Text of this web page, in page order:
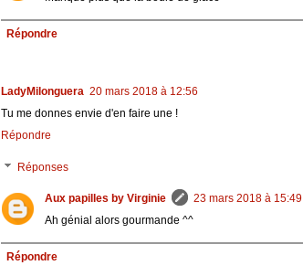
Répondre
LadyMilonguera 20 mars 2018 à 12:56
Tu me donnes envie d'en faire une !
Répondre
Réponses
Aux papilles by Virginie
23 mars 2018 à 15:49
Ah génial alors gourmande ^^
Répondre